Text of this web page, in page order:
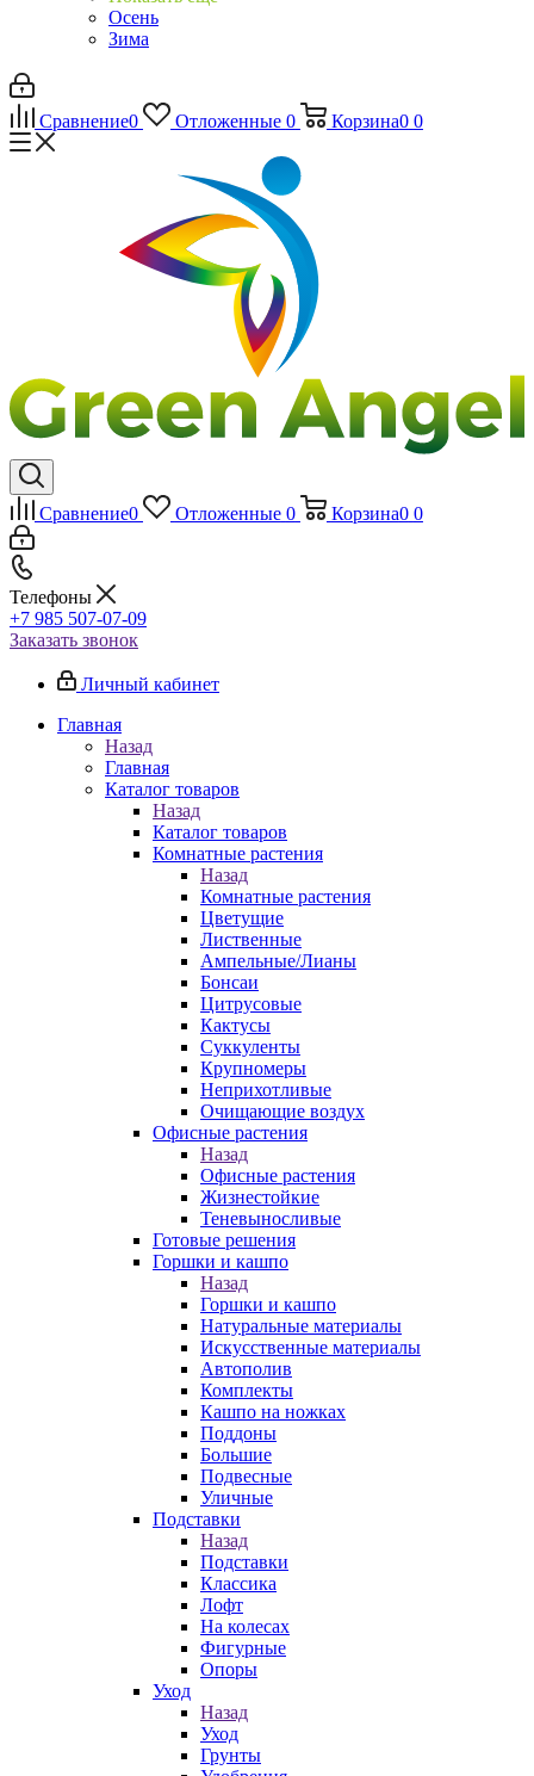
Осень
Зима
Сравнение0 Отложенные 0 Корзина0 0
Сравнение0 Отложенные 0 Корзина0 0
Телефоны
+7 985 507-07-09
Заказать звонок
Личный кабинет
Главная
Назад
Главная
Каталог товаров
Назад
Каталог товаров
Комнатные растения
Назад
Комнатные растения
Цветущие
Лиственные
Ампельные/Лианы
Бонсаи
Цитрусовые
Кактусы
Суккуленты
Крупномеры
Неприхотливые
Очищающие воздух
Офисные растения
Назад
Офисные растения
Жизнестойкие
Теневыносливые
Готовые решения
Горшки и кашпо
Назад
Горшки и кашпо
Натуральные материалы
Искусственные материалы
Автополив
Комплекты
Кашпо на ножках
Поддоны
Большие
Подвесные
Уличные
Подставки
Назад
Подставки
Классика
Лофт
На колесах
Фигурные
Опоры
Уход
Назад
Уход
Грунты